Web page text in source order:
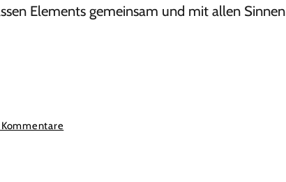
Elements gemeinsam und mit allen Sinnen